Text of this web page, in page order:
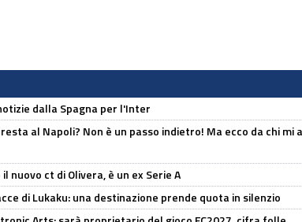
dalla Spagna per l'Inter
al Napoli? Non è un passo indietro! Ma ecco da chi mi
nuovo ct di Olivera, è un ex Serie A
di Lukaku: una destinazione prende quota in silenzio